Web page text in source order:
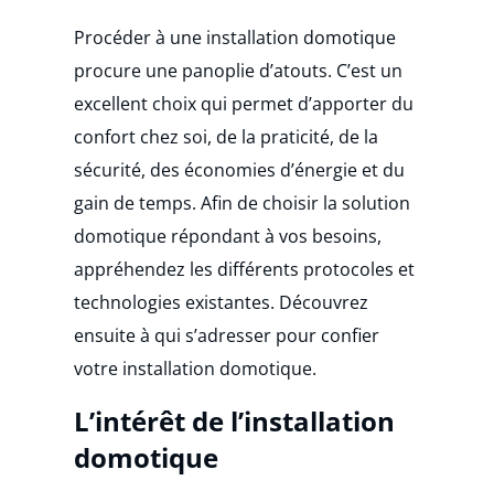
Procéder à une installation domotique
procure une panoplie d’atouts. C’est un
excellent choix qui permet d’apporter du
confort chez soi, de la praticité, de la
sécurité, des économies d’énergie et du
gain de temps. Afin de choisir la solution
domotique répondant à vos besoins,
appréhendez les différents protocoles et
technologies existantes. Découvrez
ensuite à qui s’adresser pour confier
votre installation domotique.
L’intérêt de l’installation
domotique